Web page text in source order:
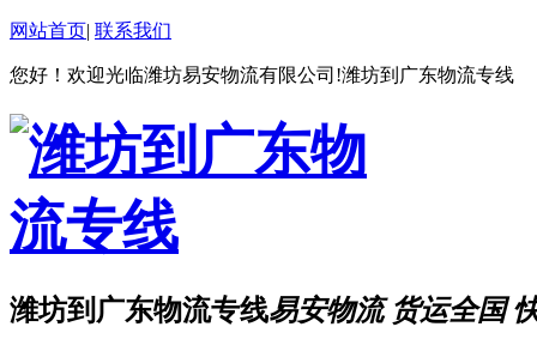
网站首页| 联系我们
您好！欢迎光临潍坊易安物流有限公司!潍坊到广东物流专线
潍坊到广东物流专线易安物流 货运全国